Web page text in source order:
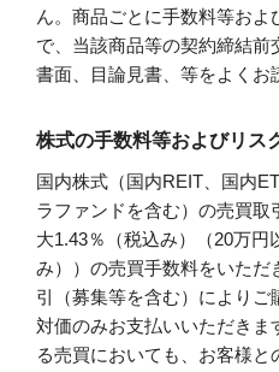
ん。商品ごとに手数料等お
で、当該商品等の契約締結
書面、目論見書、等をよくお
株式の手数料等およびリス
国内株式（国内REIT、国内
ラファンドを含む）の売買
大1.43％（税込み）（20万円
み））の売買手数料をいただ
引（募集等を含む）によりご
対価のみお支払いいただきま
る売買においても、お客様